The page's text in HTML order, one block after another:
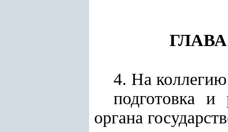
4. На
подготовка и
органа